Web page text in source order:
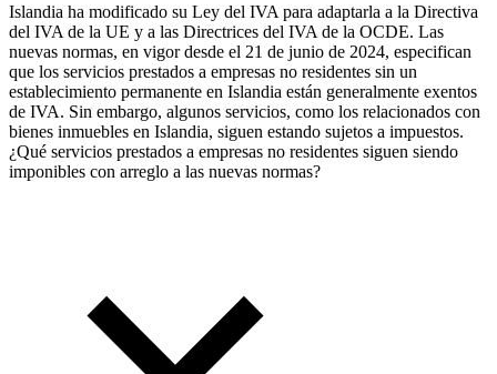
Islandia ha modificado su Ley del IVA para adaptarla a la Directiva
del IVA de la UE y a las Directrices del IVA de la OCDE. Las
nuevas normas, en vigor desde el 21 de junio de 2024, especifican
que los servicios prestados a empresas no residentes sin un
establecimiento permanente en Islandia están generalmente exentos
de IVA. Sin embargo, algunos servicios, como los relacionados con
bienes inmuebles en Islandia, siguen estando sujetos a impuestos.
¿Qué servicios prestados a empresas no residentes siguen siendo
imponibles con arreglo a las nuevas normas?